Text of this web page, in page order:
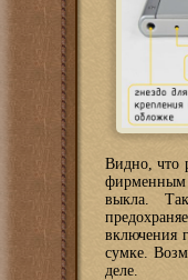
Видно, что
выкла.
включения
сумке.
деле.